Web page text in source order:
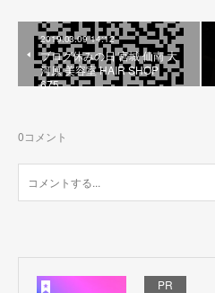
2019.03.09 14:12
ブログ休みの日 宮城 仙南 大
河原 美容室 HAIR SHOP
675
0コメント
PR